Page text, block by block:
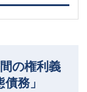
の権利義
務」